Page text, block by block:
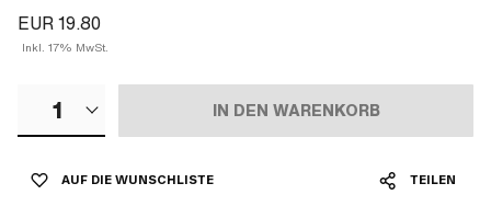
EUR 19.80
Inkl. 17% MwSt.
1 IN DEN WARENKORB
AUF DIE WUNSCHLISTE TEILEN